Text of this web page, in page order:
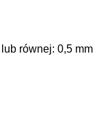
równej: 0,5 mm